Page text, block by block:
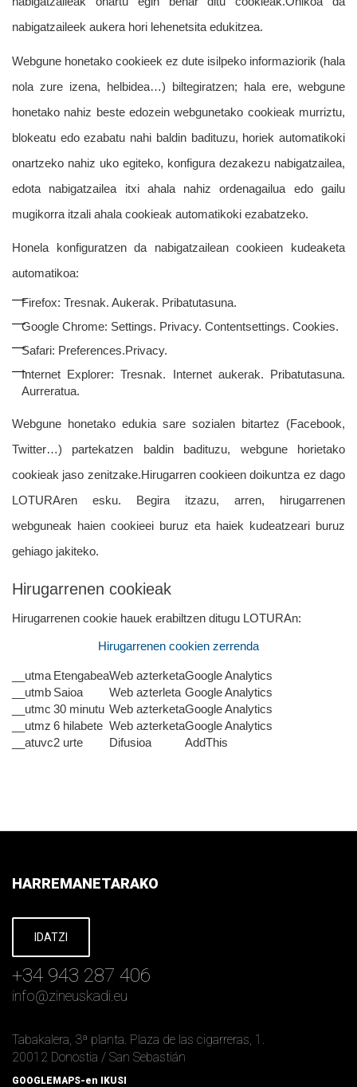
nabigatzaileek aukera hori lehenetsita edukitzea.
Webgune honetako cookieek ez dute isilpeko informaziorik (hala
nola zure izena, helbidea…) biltegiratzen; hala ere, webgune
honetako nahiz beste edozein webgunetako cookieak murriztu,
blokeatu edo ezabatu nahi baldin badituzu, horiek automatikoki
onartzeko nahiz uko egiteko, konfigura dezakezu nabigatzailea,
edota nabigatzailea itxi ahala nahiz ordenagailua edo gailu
mugikorra itzali ahala cookieak automatikoki ezabatzeko.
Honela konfiguratzen da nabigatzailean cookieen kudeaketa
automatikoa:
Firefox: Tresnak. Aukerak. Pribatutasuna.
Google Chrome: Settings. Privacy. Contentsettings. Cookies.
Safari: Preferences.Privacy.
Internet Explorer: Tresnak. Internet aukerak. Pribatutasuna.
Aurreratua.
Webgune honetako edukia sare sozialen bitartez (Facebook,
Twitter…) partekatzen baldin badituzu, webgune horietako
cookieak jaso zenitzake.Hirugarren cookieen doikuntza ez dago
LOTURAren esku. Begira itzazu, arren, hirugarrenen
webguneak haien cookieei buruz eta haiek kudeatzeari buruz
gehiago jakiteko.
Hirugarrenen cookieak
Hirugarrenen cookie hauek erabiltzen ditugu LOTURAn:
Hirugarrenen cookien zerrenda
__utma EtengabeaWeb azterketaGoogle Analytics
__utmb Saioa Web azterleta Google Analytics
__utmc 30 minutu Web azterketaGoogle Analytics
__utmz 6 hilabete Web azterketaGoogle Analytics
__atuvc2 urte Difusioa AddThis
HARREMANETARAKO
IDATZI
+34 943 287 406
info@zineuskadi.eu
Tabakalera, 3ª planta. Plaza de las cigarreras, 1.
20012 Donostia / San Sebastián
GOOGLEMAPS-en IKUSI